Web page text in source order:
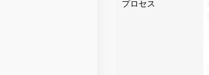
プロセス